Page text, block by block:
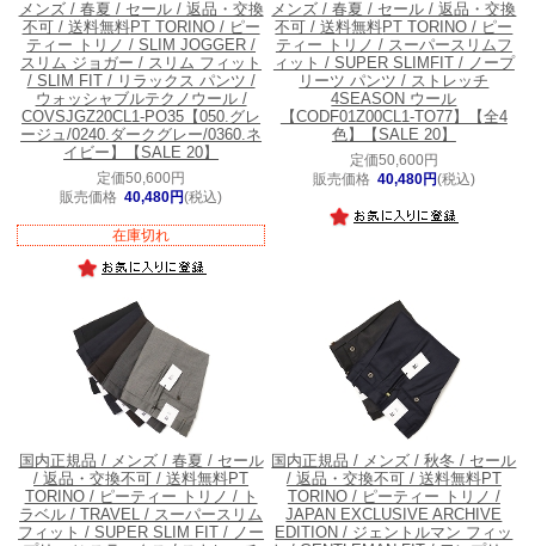
メンズ / 春夏 / セール / 返品・交換
不可 / 送料無料PT TORINO / ピー
ティー トリノ / SLIM JOGGER /
スリム ジョガー / スリム フィット
/ SLIM FIT / リラックス パンツ /
ウォッシャブルテクノウール /
COVSJGZ20CL1-PO35【050.グレ
ージュ/0240.ダークグレー/0360.ネ
イビー】【SALE 20】
定価50,600円
販売価格 40,480円(税込)
在庫切れ
メンズ / 春夏 / セール / 返品・交換
不可 / 送料無料PT TORINO / ピー
ティー トリノ / スーパースリムフ
ィット / SUPER SLIMFIT / ノープ
リーツ パンツ / ストレッチ
4SEASON ウール
【CODF01Z00CL1-TO77】【全4
色】【SALE 20】
定価50,600円
販売価格 40,480円(税込)
国内正規品 / メンズ / 春夏 / セール
/ 返品・交換不可 / 送料無料PT
TORINO / ピーティー トリノ / ト
ラベル / TRAVEL / スーパースリム
フィット / SUPER SLIM FIT / ノー
国内正規品 / メンズ / 秋冬 / セール
/ 返品・交換不可 / 送料無料PT
TORINO / ピーティー トリノ /
JAPAN EXCLUSIVE ARCHIVE
EDITION / ジェントルマン フィッ